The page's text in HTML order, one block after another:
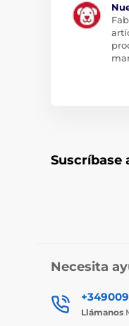
Suscríbase
Necesita
Llámanos